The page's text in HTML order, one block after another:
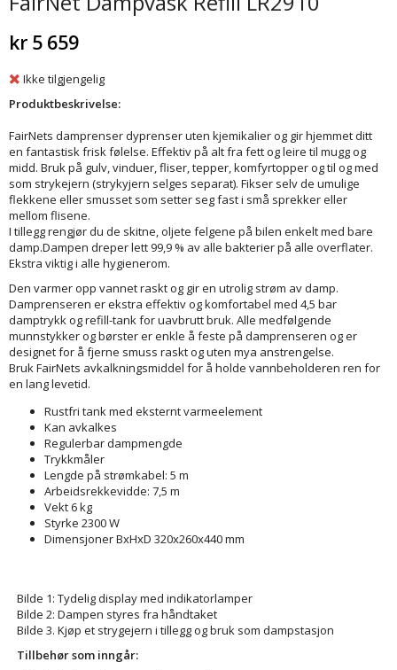
kr 5 659
Ikke tilgjengelig
Produktbeskrivelse:
FairNets damprenser dyprenser uten kjemikalier og gir hjemmet ditt
en fantastisk frisk følelse. Effektiv på alt fra fett og leire til mugg og
midd. Bruk på gulv, vinduer, fliser, tepper, komfyrtopper og til og med
som strykejern (strykyjern selges separat). Fikser selv de umulige
flekkene eller smusset som setter seg fast i små sprekker eller
mellom flisene.
I tillegg rengjør du de skitne, oljete felgene på bilen enkelt med bare
damp.Dampen dreper lett 99,9 % av alle bakterier på alle overflater.
Ekstra viktig i alle hygienerom.
Den varmer opp vannet raskt og gir en utrolig strøm av damp.
Damprenseren er ekstra effektiv og komfortabel med 4,5 bar
damptrykk og refill-tank for uavbrutt bruk. Alle medfølgende
munnstykker og børster er enkle å feste på damprenseren og er
designet for å fjerne smuss raskt og uten mya anstrengelse.
Bruk FairNets avkalkningsmiddel for å holde vannbeholderen ren for
en lang levetid.
Rustfri tank med eksternt varmeelement
Kan avkalkes
Regulerbar dampmengde
Trykkmåler
Lengde på strømkabel: 5 m
Arbeidsrekkevidde: 7,5 m
Vekt 6 kg
Styrke 2300 W
Dimensjoner BxHxD 320x260x440 mm
Bilde 1: Tydelig display med indikatorlamper
Bilde 2: Dampen styres fra håndtaket
Bilde 3. Kjøp et strygejern i tillegg og bruk som dampstasjon
Tillbehør som inngår: